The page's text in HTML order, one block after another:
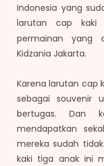
Indonesia yang
larutan cap kaki
permainan
Kidzania Jakarta.
Karena larutan cap
sebagai souvenir
bertugas. Dan
mendapatkan
mereka sudah
kaki tiga anak ini